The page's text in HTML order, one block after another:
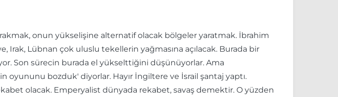
onun yükselişine alternatif olacak bölgeler yaratmak. İbrahim
Irak, Lübnan çok uluslu tekellerin yağmasına açılacak. Burada bir
Son sürecin burada el yükselttiğini düşünüyorlar. Ama
oyununu bozduk' diyorlar. Hayır İngiltere ve İsrail şantaj yaptı.
olacak. Emperyalist dünyada rekabet, savaş demektir. O yüzden